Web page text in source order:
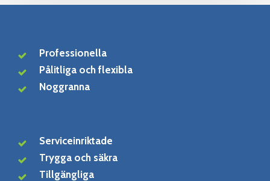
Professionella
Pålitliga och flexibla
Noggranna
Serviceinriktade
Trygga och säkra
Tillgängliga